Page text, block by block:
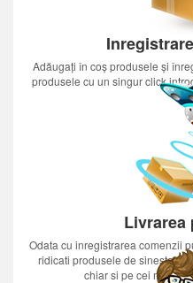
Adăugați în coș produsele și
produsele cu un singur click
Livrarea
Odata cu inregistrarea comenzii
ridicati produsele de
chiar si pe cei mai